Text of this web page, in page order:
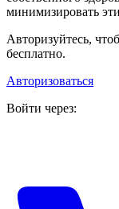
минимизировать
Авторизуйтесь,
бесплатно.
Авторизоваться
Войти через: